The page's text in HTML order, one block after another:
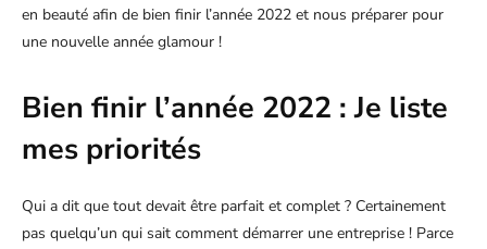
en beauté afin de bien finir l’année 2022 et nous préparer pour
une nouvelle année glamour !
Bien finir l’année 2022 : Je liste
mes priorités
Qui a dit que tout devait être parfait et complet ? Certainement
pas quelqu’un qui sait comment démarrer une entreprise ! Parce